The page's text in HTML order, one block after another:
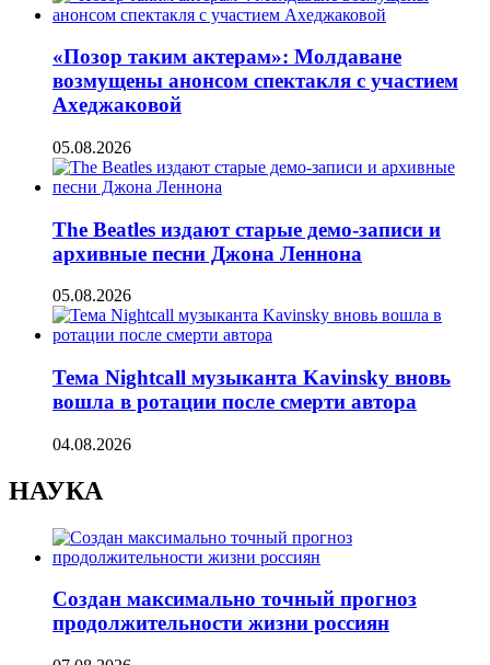
«Позор таким актерам»: Молдаване
возмущены анонсом спектакля с участием
Ахеджаковой
05.08.2026
The Beatles издают старые демо-записи и
архивные песни Джона Леннона
05.08.2026
Тема Nightcall музыканта Kavinsky вновь
вошла в ротации после смерти автора
04.08.2026
НАУКА
Создан максимально точный прогноз
продолжительности жизни россиян